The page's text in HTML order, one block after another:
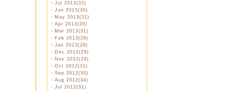
・ Jul 2013(32)
・ Jun 2013(30)
・ May 2013(31)
・ Apr 2013(30)
・ Mar 2013(31)
・ Feb 2013(28)
・ Jan 2013(28)
・ Dec 2012(29)
・ Nov 2012(29)
・ Oct 2012(31)
・ Sep 2012(30)
・ Aug 2012(34)
・ Jul 2012(31)